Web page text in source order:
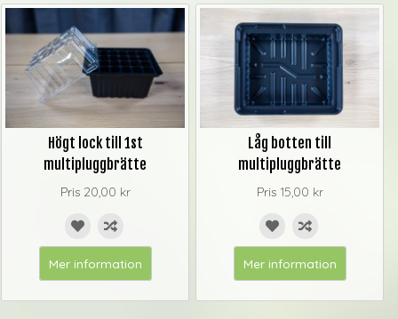
Högt lock till 1st
multipluggbrätte
Pris 20,00 kr
Mer information
Låg botten till
multipluggbrätte
Pris 15,00 kr
Mer information